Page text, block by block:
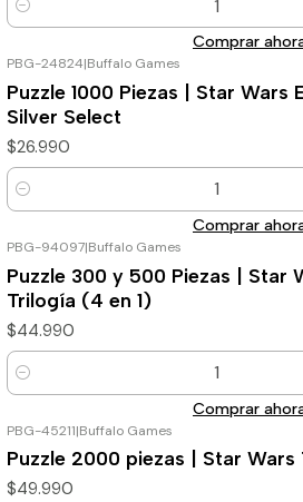
Cantidad
Comprar
PBG-24824|Buffalo Games
Puzzle 1000 Piezas | Star Wars
Silver Select
$26.990
Cantidad
Comprar
PBG-94097|Buffalo Games
Puzzle 300 y 500 Piezas | Star
Trilogía (4 en 1)
$44.990
Cantidad
Comprar
PBG-45211|Buffalo Games
Puzzle 2000 piezas | Star
$49.990